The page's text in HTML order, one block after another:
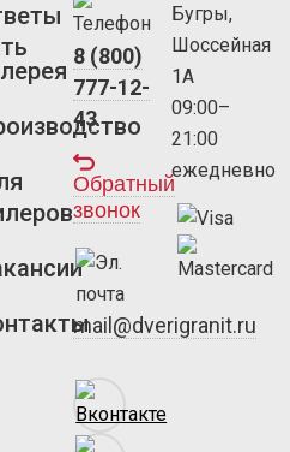
8 (800)
777-12-
43
Обратный
звонок
mail@dverigranit.ru
Бугры,
Шоссейная
1А
09:00–
21:00
ежедневно